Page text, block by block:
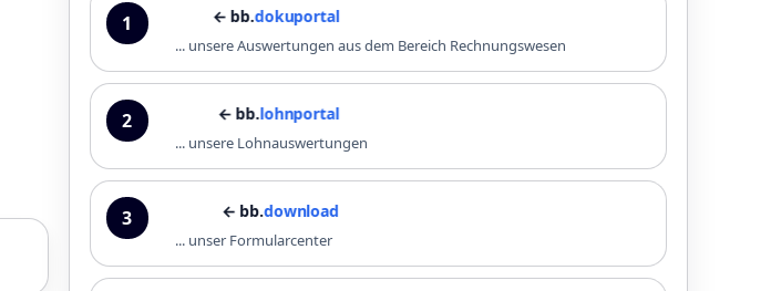
1 ← bb.dokuportal
... unsere Auswertungen aus dem Bereich Rechnungswesen
2 ← bb.lohnportal
... unsere Lohnauswertungen
3 download
... unser Formularcenter